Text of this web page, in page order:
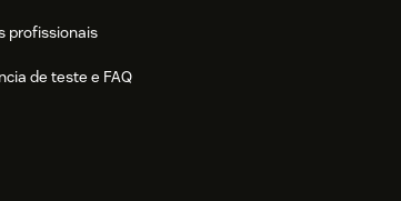
profissionais
de teste e FAQ